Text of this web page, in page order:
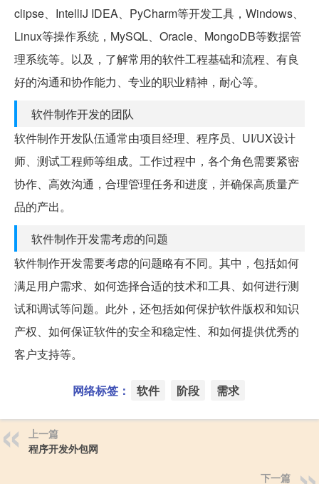
clipse、IntelliJ IDEA、PyCharm等开发工具，Windows、
Linux等操作系统，MySQL、Oracle、MongoDB等数据管
理系统等。以及，了解常用的软件工程基础和流程、有良
好的沟通和协作能力、专业的职业精神，耐心等。
软件制作开发的团队
软件制作开发队伍通常由项目经理、程序员、UI/UX设计
师、测试工程师等组成。工作过程中，各个角色需要紧密
协作、高效沟通，合理管理任务和进度，并确保高质量产
品的产出。
软件制作开发需考虑的问题
软件制作开发需要考虑的问题略有不同。其中，包括如何
满足用户需求、如何选择合适的技术和工具、如何进行测
试和调试等问题。此外，还包括如何保护软件版权和知识
产权、如何保证软件的安全和稳定性、和如何提供优秀的
客户支持等。
网络标签： 软件 阶段 需求
上一篇
程序开发外包网
下一篇